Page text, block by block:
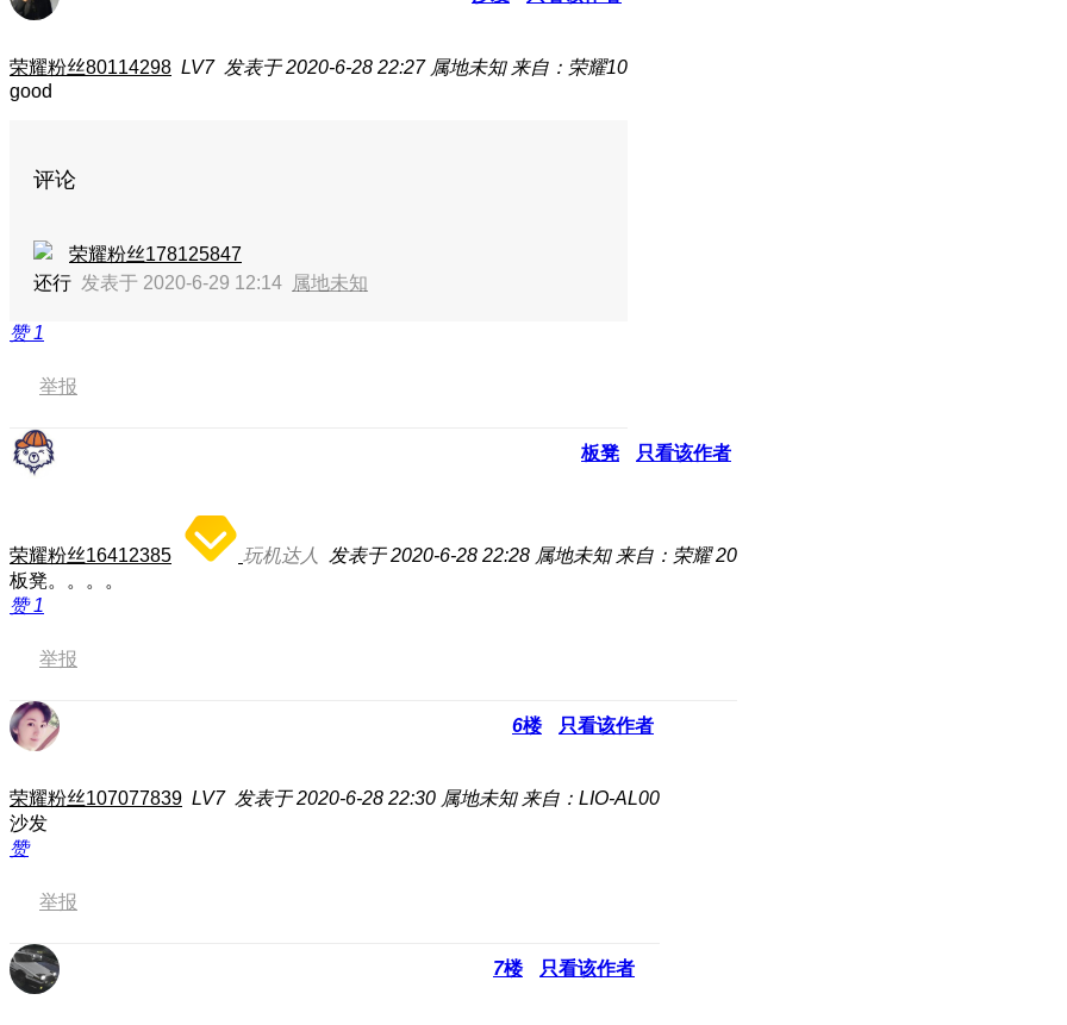
荣耀粉丝80114298 LV7 发表于 2020-6-28 22:27 属地未知 来自：荣耀10
good
评论
荣耀粉丝178125847
还行 发表于 2020-6-29 12:14 属地未知
赞1
举报
板凳 只看该作者
荣耀粉丝16412385 玩机达人 发表于 2020-6-28 22:28 属地未知 来自：荣耀 20
板凳。。。。
赞1
举报
6楼 只看该作者
荣耀粉丝107077839 LV7 发表于 2020-6-28 22:30 属地未知 来自：LIO-AL00
沙发
赞
举报
7楼 只看该作者